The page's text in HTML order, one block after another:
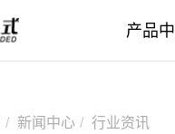
产品
新闻中心 行业资讯